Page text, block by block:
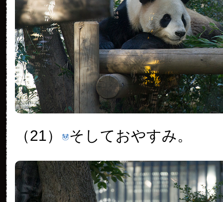
（21） そしておやすみ。